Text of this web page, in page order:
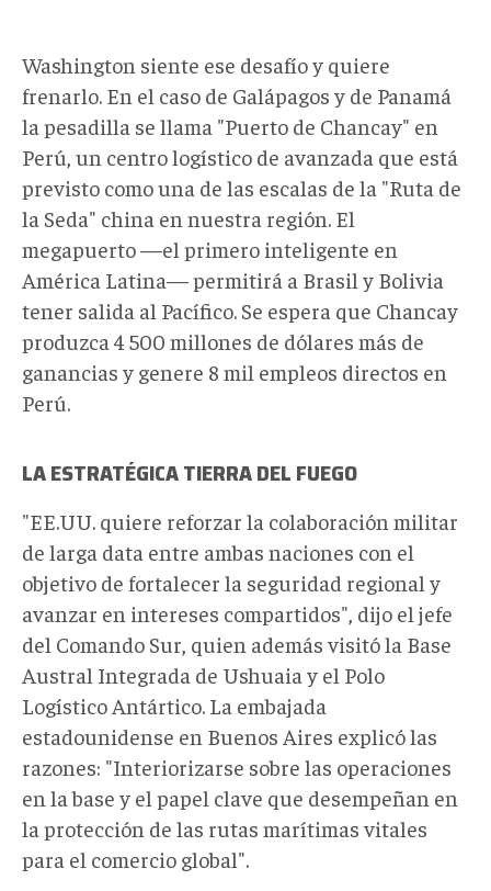
Washington siente ese desafío y quiere
frenarlo. En el caso de Galápagos y de Panamá
la pesadilla se llama "Puerto de Chancay" en
Perú, un centro logístico de avanzada que está
previsto como una de las escalas de la "Ruta de
la Seda" china en nuestra región. El
megapuerto —el primero inteligente en
América Latina— permitirá a Brasil y Bolivia
tener salida al Pacífico. Se espera que Chancay
produzca 4 500 millones de dólares más de
ganancias y genere 8 mil empleos directos en
Perú.
LA ESTRATÉGICA TIERRA DEL FUEGO
"EE.UU. quiere reforzar la colaboración militar
de larga data entre ambas naciones con el
objetivo de fortalecer la seguridad regional y
avanzar en intereses compartidos", dijo el jefe
del Comando Sur, quien además visitó la Base
Austral Integrada de Ushuaia y el Polo
Logístico Antártico. La embajada
estadounidense en Buenos Aires explicó las
razones: "Interiorizarse sobre las operaciones
en la base y el papel clave que desempeñan en
la protección de las rutas marítimas vitales
para el comercio global".